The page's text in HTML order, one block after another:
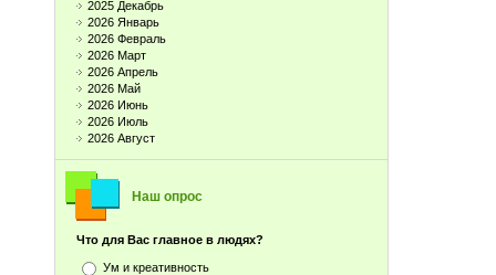
2025 Декабрь
2026 Январь
2026 Февраль
2026 Март
2026 Апрель
2026 Май
2026 Июнь
2026 Июль
2026 Август
Наш опрос
Что для Вас главное в людях?
Ум и креативность